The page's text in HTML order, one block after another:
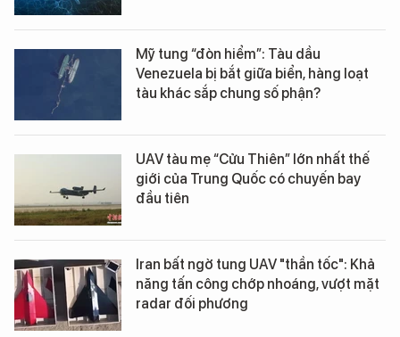
Mỹ tung “đòn hiểm”: Tàu dầu
Venezuela bị bắt giữa biển, hàng loạt
tàu khác sắp chung số phận?
UAV tàu mẹ “Cửu Thiên” lớn nhất thế
giới của Trung Quốc có chuyến bay
đầu tiên
Iran bất ngờ tung UAV "thần tốc": Khả
năng tấn công chớp nhoáng, vượt mặt
radar đối phương